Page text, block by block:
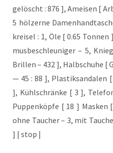
gelöscht : 876 ], Amei­sen [
5 höl­zer­ne
krei­sel : 1, Öle [ 0.65
mus­be­schleu­ni­ger – 5,
Bril­len – 432 ], Halb­schu­he [
— 45 : 88 ], Plas­tik­san­da­len
], Kühl­schrän­ke [ 3 ],
Pup­pen­köp­fe [ 18 ] Mas­ken
ohne Tau­cher – 3, mit
] | stop |